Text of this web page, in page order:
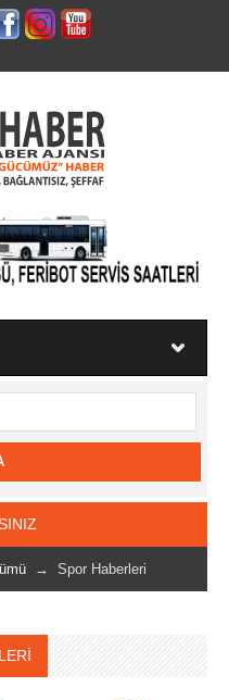
→ Spor Haberleri